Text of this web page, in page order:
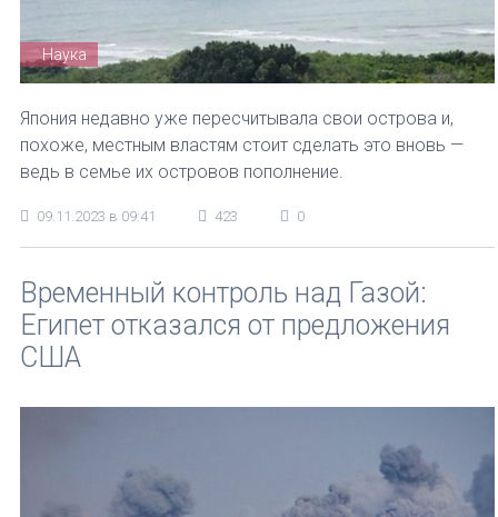
Наука
Япония недавно уже пересчитывала свои острова и,
похоже, местным властям стоит сделать это вновь —
ведь в семье их островов пополнение.
09.11.2023 в 09:41 423 0
Временный контроль над Газой:
Египет отказался от предложения
США